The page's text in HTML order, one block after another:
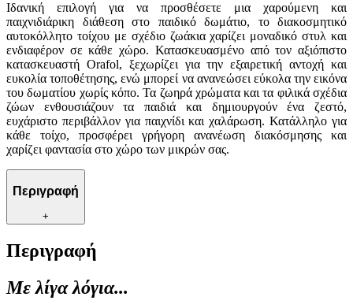
Ιδανική επιλογή για να προσθέσετε μια χαρούμενη και
παιχνιδιάρικη διάθεση στο παιδικό δωμάτιο, το διακοσμητικό
αυτοκόλλητο τοίχου με σχέδιο ζωάκια χαρίζει μοναδικό στυλ και
ενδιαφέρον σε κάθε χώρο. Κατασκευασμένο από τον αξιόπιστο
κατασκευαστή Orafol, ξεχωρίζει για την εξαιρετική αντοχή και
ευκολία τοποθέτησης, ενώ μπορεί να ανανεώσει εύκολα την εικόνα
του δωματίου χωρίς κόπο. Τα ζωηρά χρώματα και τα φιλικά σχέδια
ζώων ενθουσιάζουν τα παιδιά και δημιουργούν ένα ζεστό,
ευχάριστο περιβάλλον για παιχνίδι και χαλάρωση. Κατάλληλο για
κάθε τοίχο, προσφέρει γρήγορη ανανέωση διακόσμησης και
χαρίζει φαντασία στο χώρο των μικρών σας.
Περιγραφή
+
Περιγραφή
Με λίγα λόγια...